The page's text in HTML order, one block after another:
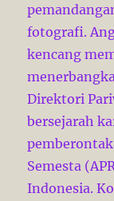
fotografi.
kencang
Direktori
bersejarah
Semesta
Indonesia.